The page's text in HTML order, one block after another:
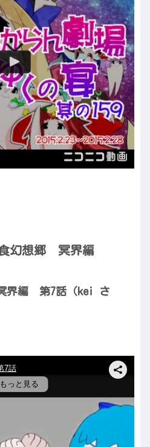
幻想郷 冥界編
界編 第7話（kei さ